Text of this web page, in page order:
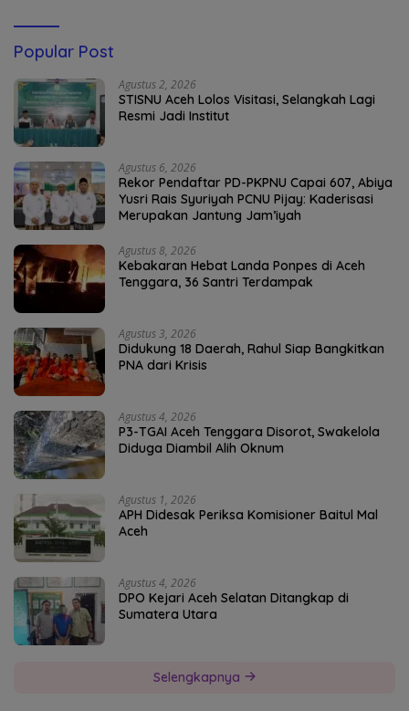
Popular Post
Agustus 2, 2026
STISNU Aceh Lolos Visitasi, Selangkah Lagi
Resmi Jadi Institut
Agustus 6, 2026
Rekor Pendaftar PD-PKPNU Capai 607, Abiya
Yusri Rais Syuriyah PCNU Pijay: Kaderisasi
Merupakan Jantung Jam’iyah
Agustus 8, 2026
Kebakaran Hebat Landa Ponpes di Aceh
Tenggara, 36 Santri Terdampak
Agustus 3, 2026
Didukung 18 Daerah, Rahul Siap Bangkitkan
PNA dari Krisis
Agustus 4, 2026
P3-TGAI Aceh Tenggara Disorot, Swakelola
Diduga Diambil Alih Oknum
Agustus 1, 2026
APH Didesak Periksa Komisioner Baitul Mal
Aceh
Agustus 4, 2026
DPO Kejari Aceh Selatan Ditangkap di
Sumatera Utara
Selengkapnya